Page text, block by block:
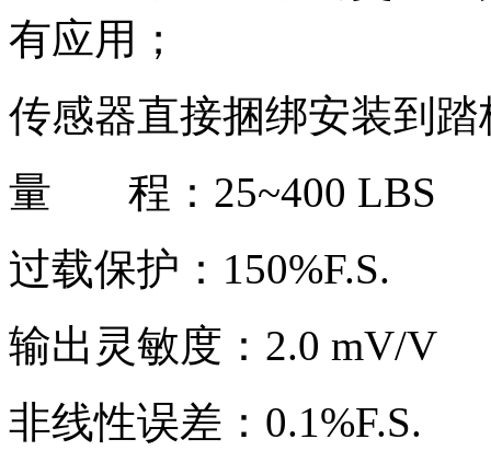
有应用；
传感器直接捆绑安装到
量 程：25~400 LBS
过载保护：150%F.S.
输出灵敏度：2.0 mV/V
非线性误差：0.1%F.S.